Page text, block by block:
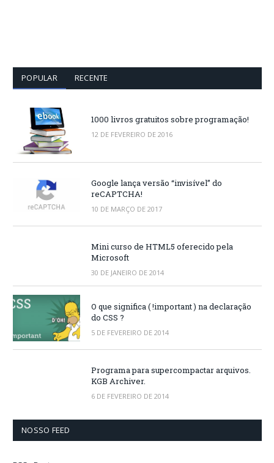
POPULAR RECENTE
1000 livros gratuitos sobre programação!
12 DE FEVEREIRO DE 2016
Google lança versão “invisível” do
reCAPTCHA!
10 DE MARÇO DE 2017
Mini curso de HTML5 oferecido pela
Microsoft
30 DE JANEIRO DE 2014
O que significa ( !important ) na declaração
do CSS ?
5 DE FEVEREIRO DE 2014
Programa para supercompactar arquivos.
KGB Archiver.
6 DE FEVEREIRO DE 2014
NOSSO FEED